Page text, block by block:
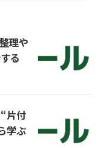
理や
る
片付
学ぶ